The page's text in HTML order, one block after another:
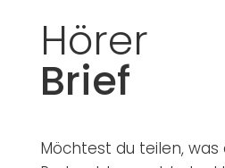
Hörer
Brief
Möchtest du teilen,